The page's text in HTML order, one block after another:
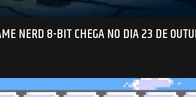
NERD 8-BIT CHEGA NO DIA 23 DE